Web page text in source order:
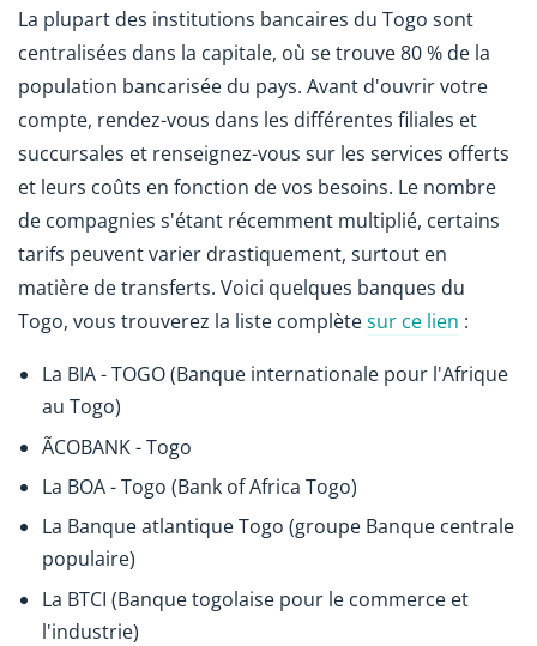
La plupart des institutions bancaires du Togo sont
centralisées dans la capitale, où se trouve 80 % de la
population bancarisée du pays. Avant d'ouvrir votre
compte, rendez-vous dans les différentes filiales et
succursales et renseignez-vous sur les services offerts
et leurs coûts en fonction de vos besoins. Le nombre
de compagnies s'étant récemment multiplié, certains
tarifs peuvent varier drastiquement, surtout en
matière de transferts. Voici quelques banques du
Togo, vous trouverez la liste complètesur ce lien :
La BIA - TOGO (Banque internationale pour l'Afrique
au Togo)
ÃCOBANK - Togo
La BOA - Togo (Bank of Africa Togo)
La Banque atlantique Togo (groupe Banque centrale
populaire)
La BTCI (Banque togolaise pour le commerce et
l'industrie)